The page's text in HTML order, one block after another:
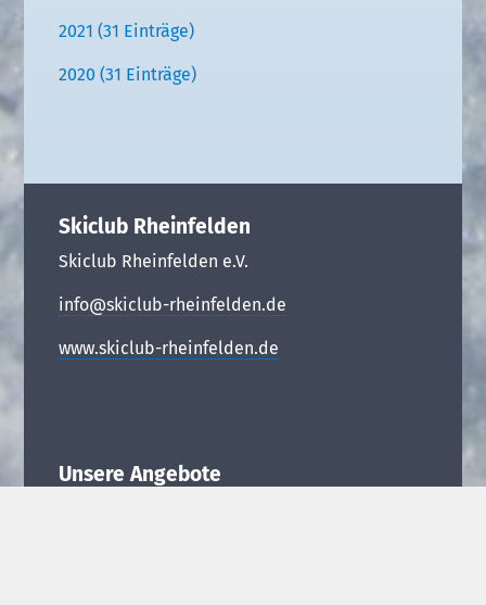
2021 (31 Einträge)
2020 (31 Einträge)
Skiclub Rheinfelden
Skiclub Rheinfelden e.V.
info@skiclub-rheinfelden.de
www.skiclub-rheinfelden.de
Unsere Angebote